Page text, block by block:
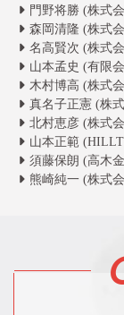
門野将勝 (株式
森岡清隆 (株式
名高賢次 (株式
山本孟史 (有限
木村博高 (株式
真名子正憲 (株
北村恵彦 (株式
山本正範
須藤保朗 (高木
熊崎純一 (株式